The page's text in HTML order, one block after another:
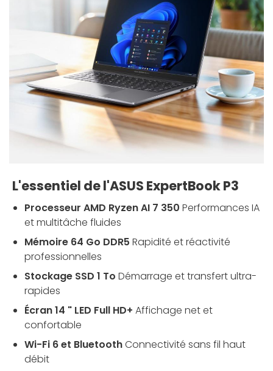
L'essentiel de l'ASUS ExpertBook P3
Processeur AMD Ryzen AI 7 350 Performances IA
et multitâche fluides
Mémoire 64 Go DDR5 Rapidité et réactivité
professionnelles
Stockage SSD 1 To Démarrage et transfert ultra-
rapides
Écran 14 " LED Full HD+ Affichage net et
confortable
Wi-Fi 6 et BluetoothConnectivité sans fil haut
débit